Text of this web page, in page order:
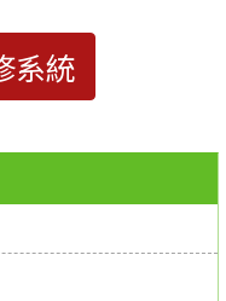
系統